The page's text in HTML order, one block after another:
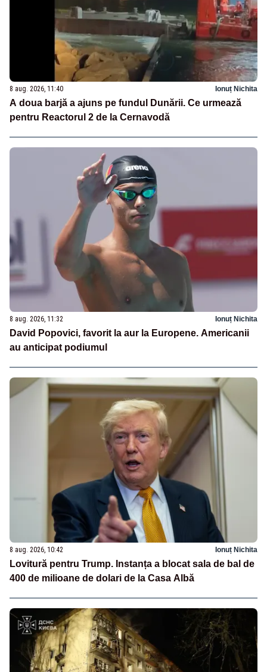
8 aug. 2026, 11:40 Ionuț Nichita
A doua barjă a ajuns pe fundul Dunării. Ce urmează
pentru Reactorul 2 de la Cernavodă
8 aug. 2026, 11:32 Ionuț Nichita
David Popovici, favorit la aur la Europene. Americanii
au anticipat podiumul
8 aug. 2026, 10:42 Ionuț Nichita
Lovitură pentru Trump. Instanța a blocat sala de bal de
400 de milioane de dolari de la Casa Albă